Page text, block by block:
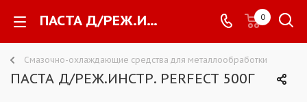
ПАСТА Д/РЕЖ.ИНСТР. PERFECT 500Г - 0
Смазочно-охлаждающие средства для металлообработки
ПАСТА Д/РЕЖ.ИНСТР. PERFECT 500Г